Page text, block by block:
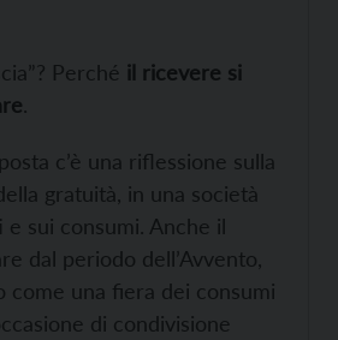
Perché il ricevere si
.
c’è una riflessione sulla
gratuità, in una società
sui consumi. Anche il
dal periodo dell’Avvento,
come una fiera dei consumi
di condivisione